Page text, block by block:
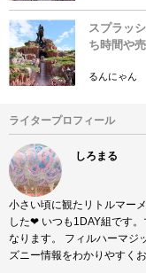
スプラッ
ち時間や
るんにゃん
ライタープロフィール
しろまる
小さい頃に観たリトルマー
した❤︎ いつも1DAY組です
なります。 フィルハーマジ
ズニー情報をわかりやすく